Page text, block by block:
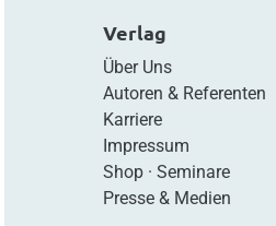
Verlag
Über Uns
Autoren & Referenten
Karriere
Impressum
Shop· Seminare
Presse & Medien